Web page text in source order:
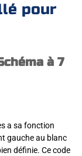
pour
à 7
a sa fonction
gauche au blanc
définie. Ce code